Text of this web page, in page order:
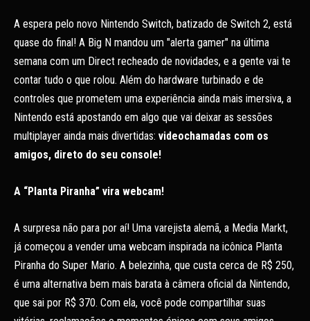
A espera pelo novo Nintendo Switch, batizado de Switch 2, está
quase do final! A Big N mandou um "alerta gamer" na última
semana com um Direct recheado de novidades, e a gente vai te
contar tudo o que rolou. Além do hardware turbinado e de
controles que prometem uma experiência ainda mais imersiva, a
Nintendo está apostando em algo que vai deixar as sessões
multiplayer ainda mais divertidas: videochamadas com os
amigos, direto do seu console!
A “Planta Piranha” vira webcam!
A surpresa não para por aí! Uma varejista alemã, a Media Markt,
já começou a vender uma webcam inspirada na icônica Planta
Piranha do Super Mario. A belezinha, que custa cerca de R$ 250,
é uma alternativa bem mais barata à câmera oficial da Nintendo,
que sai por R$ 370. Com ela, você pode compartilhar suas